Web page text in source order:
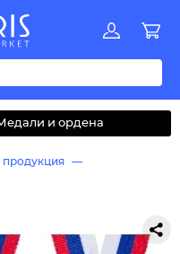
YZАБВДЗИМОКЛНПРСТУФ
и ордена
продукция